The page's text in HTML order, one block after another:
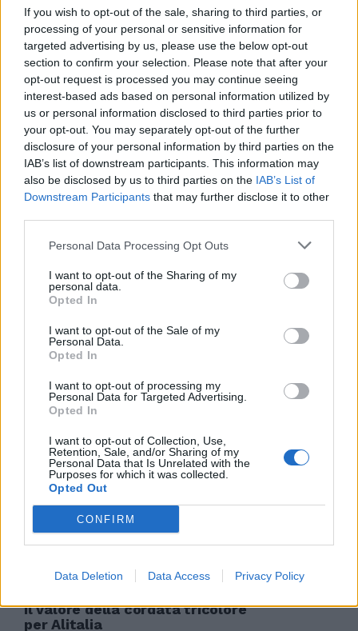
If you wish to opt-out of the sale, sharing to third parties, or
processing of your personal or sensitive information for
targeted advertising by us, please use the below opt-out
section to confirm your selection. Please note that after your
opt-out request is processed you may continue seeing
interest-based ads based on personal information utilized by
us or personal information disclosed to third parties prior to
your opt-out. You may separately opt-out of the further
disclosure of your personal information by third parties on the
IAB’s list of downstream participants. This information may
also be disclosed by us to third parties on the IAB’s List of
Downstream Participants that may further disclose it to other
Personal Data Processing Opt Outs
I want to opt-out of the Sharing of my
personal data.
Opted In
I want to opt-out of the Sale of my
Personal Data.
Opted In
I want to opt-out of processing my
Personal Data for Targeted Advertising.
Opted In
I want to opt-out of Collection, Use,
Retention, Sale, and/or Sharing of my
Personal Data that Is Unrelated with the
Purposes for which it was collected.
Opted Out
CONFIRM
Data Deletion Data Access Privacy Policy
Ely e Gianfranco ce la faranno?
15/08/2010
La fine della telenovela è ormai
prossima.
20/06/2010
Nathanya Di Porto La telenovela
nuove puntate.
15/11/2009
chiude la telenovela
28/06/2009
La «telenovela» societaria: oggi
il mediatore viene ascoltato
dalla Consob
Il valore della cordata tricolore
per Alitalia